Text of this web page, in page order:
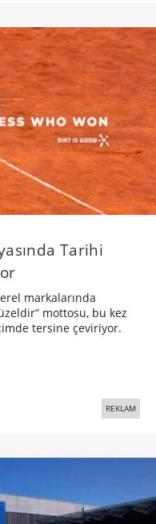
Tarihi
markalarında
mottosu, bu kez
tersine çeviriyor.
REKLAM